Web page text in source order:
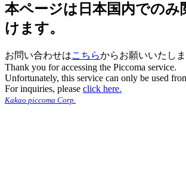
本ページは日本国内でのみ
けます。
お問い合わせはこちらからお願いいたしま
Thank you for accessing the Piccoma service.
Unfortunately, this service can only be used
For inquiries, please click here.
Kakao piccoma Corp.